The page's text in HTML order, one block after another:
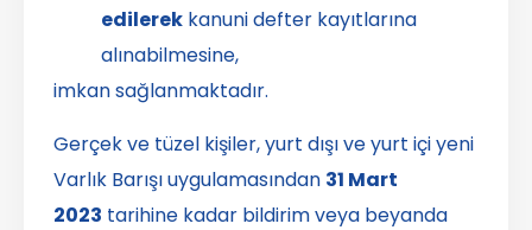
edilerek kanuni defter kayıtlarına
alınabilmesine,
imkan sağlanmaktadır.
Gerçek ve tüzel kişiler, yurt dışı ve yurt içi yeni
Varlık Barışı uygulamasından 31 Mart
2023 tarihine kadar bildirim veya beyanda